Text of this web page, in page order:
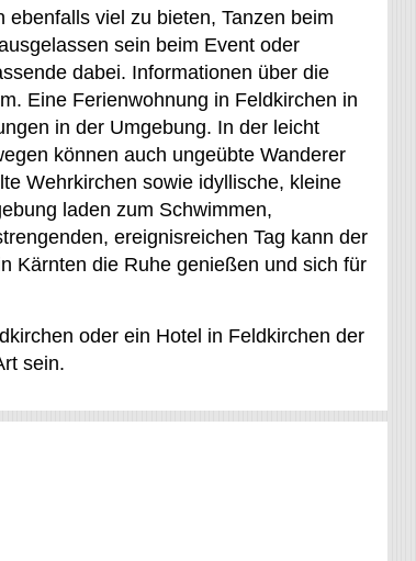
viel zu bieten, Tanzen beim
sein beim Event oder
dabei. Informationen über die
Eine Ferienwohnung in Feldkirchen in
in der Umgebung. In der leicht
können auch ungeübte Wanderer
Wehrkirchen sowie idyllische, kleine
laden zum Schwimmen,
ereignisreichen Tag kann der
Kärnten die Ruhe genießen und sich für
oder ein Hotel in Feldkirchen der
sein.